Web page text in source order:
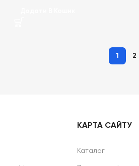
1 2
КАРТА САЙТУ
Каталог